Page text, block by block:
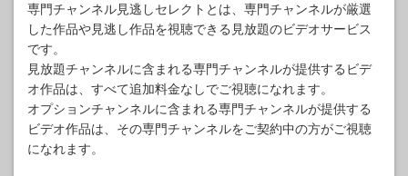
専門チャンネル見逃しセレクトとは、専門チャンネルが厳選
した作品や見逃し作品を視聴できる見放題のビデオサービス
です。
見放題チャンネルに含まれる専門チャンネルが提供するビデ
オ作品は、すべて追加料金なしでご視聴になれます。
オプションチャンネルに含まれる専門チャンネルが提供する
ビデオ作品は、その専門チャンネルをご契約中の方がご視聴
になれます。